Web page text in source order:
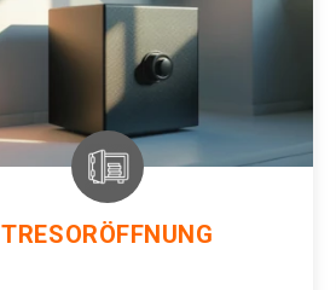
TRESORÖFFNUNG